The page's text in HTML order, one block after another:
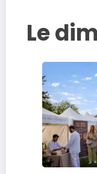
Le